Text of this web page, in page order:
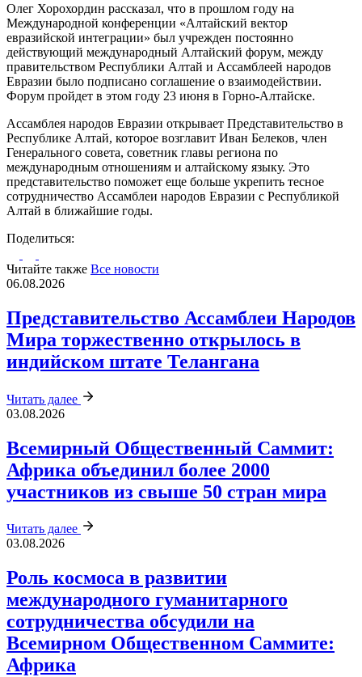
Олег Хорохордин рассказал, что в прошлом году на
Международной конференции «Алтайский вектор
евразийской интеграции» был учрежден постоянно
действующий международный Алтайский форум, между
правительством Республики Алтай и Ассамблеей народов
Евразии было подписано соглашение о взаимодействии.
Форум пройдет в этом году 23 июня в Горно-Алтайске.
Ассамблея народов Евразии открывает Представительство в
Республике Алтай, которое возглавит Иван Белеков, член
Генерального совета, советник главы региона по
международным отношениям и алтайскому языку. Это
представительство поможет еще больше укрепить тесное
сотрудничество Ассамблеи народов Евразии с Республикой
Алтай в ближайшие годы.
Поделиться:
Читайте также Все новости
06.08.2026
Представительство Ассамблеи Народов
Мира торжественно открылось в
индийском штате Телангана
Читать далее
03.08.2026
Всемирный Общественный Саммит:
Африка объединил более 2000
участников из свыше 50 стран мира
Читать далее
03.08.2026
Роль космоса в развитии
международного гуманитарного
сотрудничества обсудили на
Всемирном Общественном Саммите:
Африка